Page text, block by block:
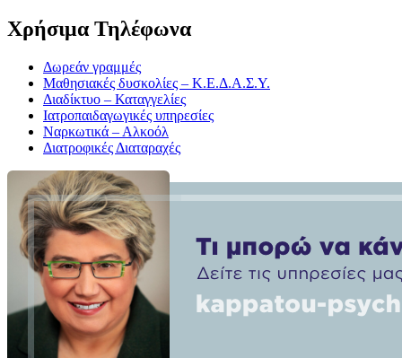
Χρήσιμα Τηλέφωνα
Δωρεάν γραμμές
Μαθησιακές δυσκολίες – Κ.Ε.Δ.Α.Σ.Υ.
Διαδίκτυο – Καταγγελίες
Ιατροπαιδαγωγικές υπηρεσίες
Ναρκωτικά – Αλκοόλ
Διατροφικές Διαταραχές